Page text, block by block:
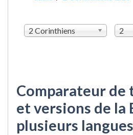
2 Corinthiens 2
Comparateur
et versions de la
plusieurs langues